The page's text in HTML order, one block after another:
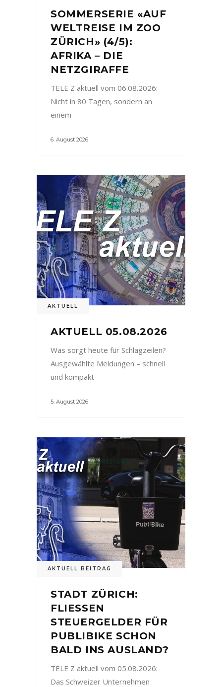
SOMMERSERIE «AUF
WELTREISE IM ZOO
ZÜRICH» (4/5):
AFRIKA – DIE
NETZGIRAFFE
TELE Z aktuell vom 06.08.2026:
Nicht in 80 Tagen, sondern an
einem
6. August 2026
AKTUELL
AKTUELL 05.08.2026
Was sorgt heute für Schlagzeilen?
Ausgewählte Meldungen – schnell
und kompakt –
5. August 2026
AKTUELL BEITRAG
STADT ZÜRICH:
FLIESSEN
STEUERGELDER FÜR
PUBLIBIKE SCHON
BALD INS AUSLAND?
TELE Z aktuell vom 05.08.2026:
Das Schweizer Unternehmen